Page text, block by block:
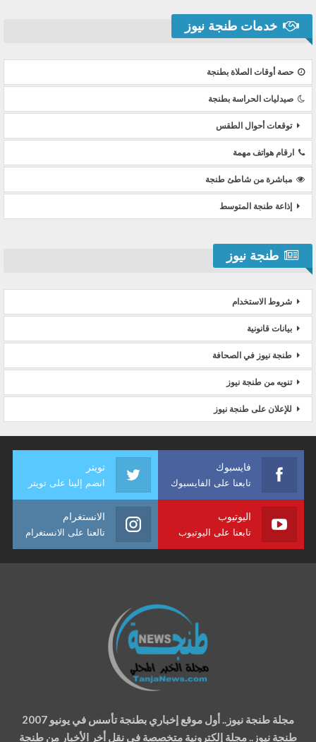
خدمات طنجة نيوز
حصة أوقات الصلاة بطنجة
صيدليات الحراسة بطنجة
توقعات أحوال الطقس
ارقام هواتف مهمة
مباشرة من شاطئ طنجة
إذاعة طنجة المتوسط
طنجة نيوز
شروط الاستخدام
بيانات قانونية
طنجة نيوز في الصحافة
تنويه من طنجة نيوز
للإعلان على طنجة نيوز
فايسبوك
تابعنا على الفايسبوك
تويتر
انضم إلينا على تويتر
اليوتيوب
تابعنا على اليوتيوب
الانستغرام
تالعنا على الانستغرام
مجلة طنجة نيوز.. أول موقع إخباري بطنجة تأسس في يونيو 2007
طنجة نيوز.. مجلة إلكترونية متخصصة في نقل أخر الأخبار من طنجة